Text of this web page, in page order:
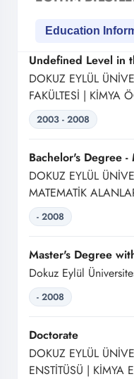
Education
Undefined Level in
DOKUZ EYLÜL
FAKÜLTESİ | KİMYA
2003 - 2008
Bachelor's Degree -
DOKUZ EYLÜL
MATEMATİK
- 2008
Master's Degree
Dokuz Eylül
- 2008
Doctorate
DOKUZ EYLÜL
ENSTİTÜSÜ | KİMYA